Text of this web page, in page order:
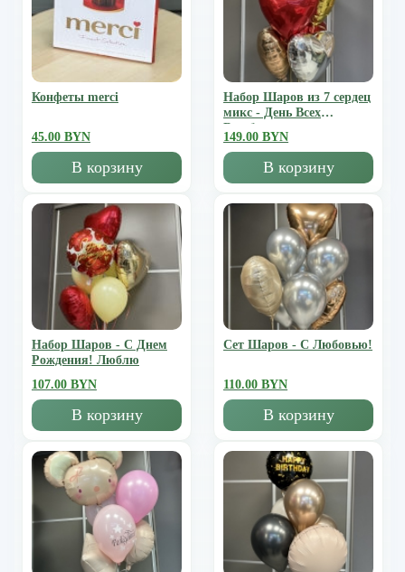
Конфеты merci
45.00 BYN
В корзину
Набор Шаров из 7 сердец
микс - День Всех
Влюбленных
149.00 BYN
В корзину
Набор Шаров - С Днем
Рождения! Люблю
107.00 BYN
В корзину
Сет Шаров - С Любовью!
110.00 BYN
В корзину